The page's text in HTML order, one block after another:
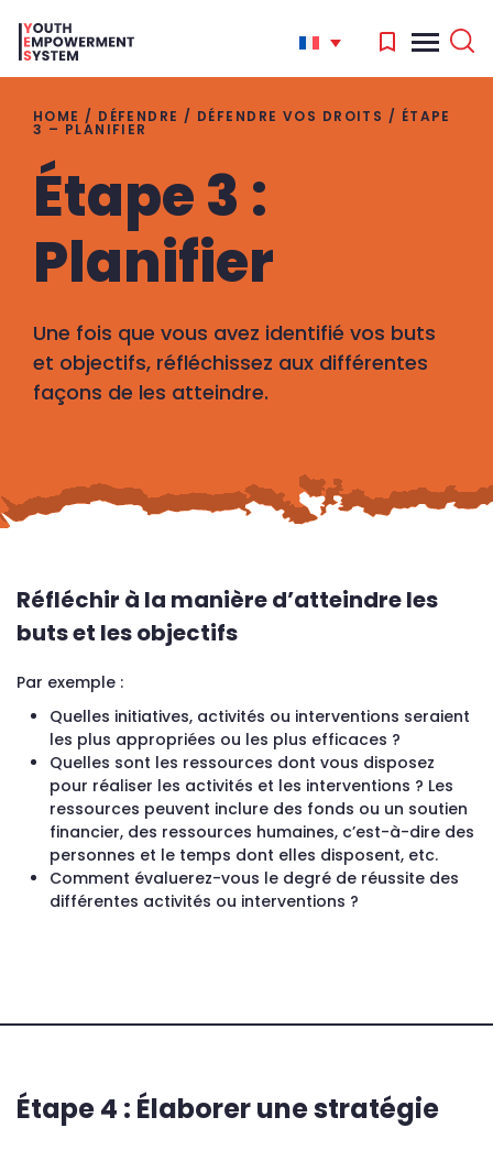
HOME / DÉFENDRE / DÉFENDRE VOS DROITS / ÉTAPE
3 – PLANIFIER
Étape 3 :
Planifier
Une fois que vous avez identifié vos buts
et objectifs, réfléchissez aux différentes
façons de les atteindre.
Réfléchir à la manière d’atteindre les
buts et les objectifs
Par exemple :
Quelles initiatives, activités ou interventions seraient
les plus appropriées ou les plus efficaces ?
Quelles sont les ressources dont vous disposez
pour réaliser les activités et les interventions ? Les
ressources peuvent inclure des fonds ou un soutien
financier, des ressources humaines, c’est-à-dire des
personnes et le temps dont elles disposent, etc.
Comment évaluerez-vous le degré de réussite des
différentes activités ou interventions ?
Étape 4 : Élaborer une stratégie
Search
for: